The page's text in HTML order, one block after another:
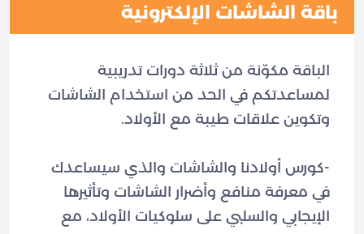
باقة الشاشات الإلكترونية
الباقة مكوّنة من ثلاثة دورات تدريبية
لمساعدتكم في الحد من استخدام الشاشات
-كورس أولادنا والشاشات والذي سيساعدك
في معرفة منافع وأضرار الشاشات وتأثيرها
الإيجابي والسلبي على سلوكيات الأولاد، مع